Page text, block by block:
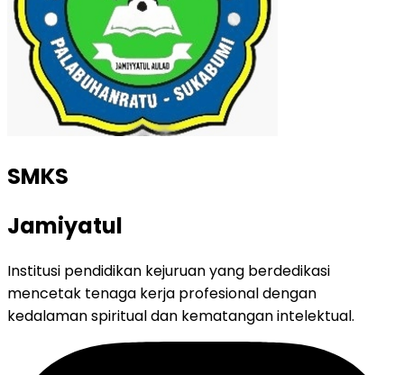
SMKS
Jamiyatul
Institusi pendidikan kejuruan yang berdedikasi
mencetak tenaga kerja profesional dengan
kedalaman spiritual dan kematangan intelektual.